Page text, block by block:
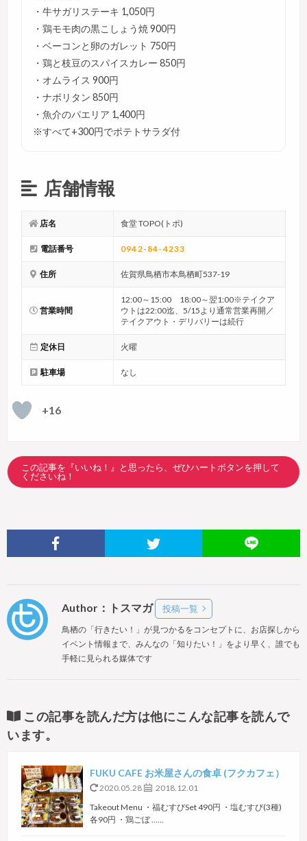
・牛サガリステーキ 1,050円
・鶏モモ肉の黒こしょう焼 900円
・ベーコンと卵のガレット 750円
・鶏と枝豆のスパイスカレー 850円
・オムライス 900円
・ナポリタン 850円
・魚介のパエリア 1,400円
※すべて+300円でポテトサラダ付
店舗情報
店名 食堂 TOPO(トポ)
電話番号 0942-84-4233
住所 佐賀県鳥栖市本鳥栖町537-19
営業時間
12:00～15:00 18:00～翌1:00※テイクア
ウトは22:00迄、5/15より通常営業再開／
テイクアウト・デリバリーは続行
定休日 火曜
駐車場 なし
+16
この記事を『いいね！』と思ったら、ぜひハートボタンを押して
くださいね！
Author：トスマガ 投稿一覧
鳥栖の「行きたい！」が見つかるをコンセプトに、お店探しから
イベント情報まで、みんなの「知りたい！」をより早く、誰でも
手軽に見られる媒体です
この記事を読んだ方は他にこんな記事を読んで
います。
FUKU CAFE お米屋さんの食卓 (フクカフェ）
2020.05.28
2018.12.01
Takeout Menu ・福むすびSet 490円 ・塩むすび(3種)
各90円 ・鶏ごぼ ……